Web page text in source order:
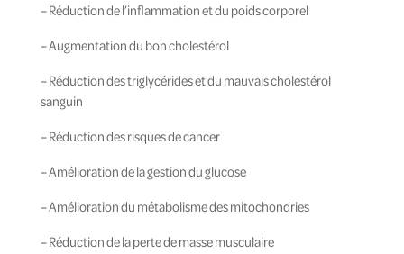
–Réduction de l’inflammation et du poids corporel
–Augmentation du bon cholestérol
–Réduction des triglycérides et du mauvais cholestérol
sanguin
–Réduction des risques de cancer
–Amélioration de la gestion du glucose
–Amélioration du métabolisme des mitochondries
–Réduction de la perte de masse musculaire